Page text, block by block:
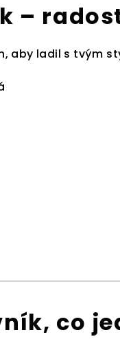
–
aby ladil s tvým
co